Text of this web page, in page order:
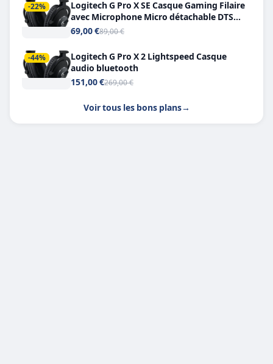
-22%
Logitech G Pro X SE Casque Gaming Filaire
avec Microphone Micro détachable DTS
Headphone X 7.1
69,00 €89,00 €
-44%
Logitech G Pro X 2 Lightspeed Casque
audio bluetooth
151,00 €269,00 €
Voir tous les bons plans→